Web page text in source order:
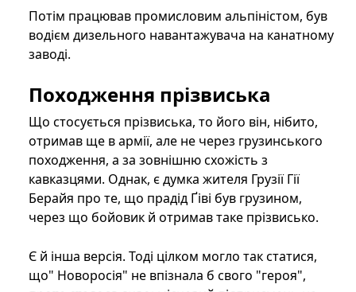
Потім працював промисловим альпіністом, був
водієм дизельного навантажувача на канатному
заводі.
Походження прізвиська
Що стосується прізвиська, то його він, нібито,
отримав ще в армії, але не через грузинського
походження, а за зовнішню схожість з
кавказцями. Однак, є думка жителя Грузії Гії
Берайя про те, що прадід Ґіві був грузином,
через що бойовик й отримав таке прізвисько.
Є й інша версія. Тоді цілком могло так статися,
що" Новоросія" не впізнала б свого "героя",